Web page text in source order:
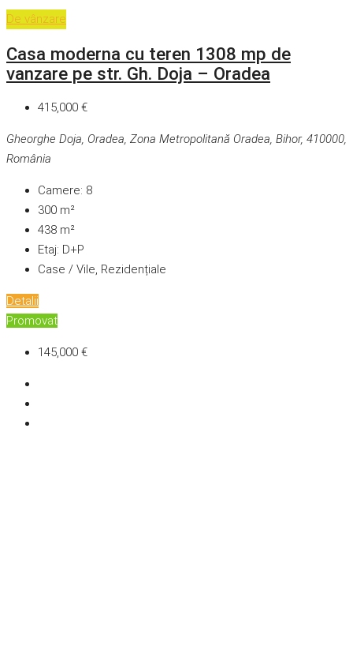
De vânzare
Casa moderna cu teren 1308 mp de
vanzare pe str. Gh. Doja – Oradea
415,000 €
Gheorghe Doja, Oradea, Zona Metropolitană Oradea, Bihor, 410000,
România
Camere: 8
300 m²
438 m²
Etaj: D+P
Case / Vile, Rezidențiale
Detalii
Promovat
145,000 €